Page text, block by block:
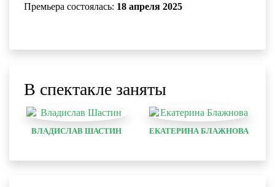
Премьера состоялась: 18 апреля 2025
В спектакле заняты
ВЛАДИСЛАВ ШАСТИН ЕКАТЕРИНА БЛАЖНОВА